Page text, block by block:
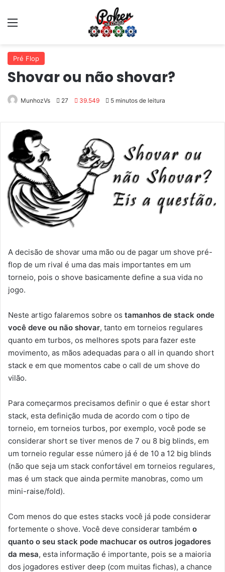
Pré Flop
Shovar ou não shovar?
MunhozVs 27 39.549 5 minutos de leitura
A decisão de shovar uma mão ou de pagar um shove pré-
flop de um rival é uma das mais importantes em um
torneio, pois o shove basicamente define a sua vida no
jogo.
Neste artigo falaremos sobre os tamanhos de stack onde
você deve ou não shovar, tanto em torneios regulares
quanto em turbos, os melhores spots para fazer este
movimento, as mãos adequadas para o all in quando short
stack e em que momentos cabe o call de um shove do
vilão.
Para começarmos precisamos definir o que é estar short
stack, esta definição muda de acordo com o tipo de
torneio, em torneios turbos, por exemplo, você pode se
considerar short se tiver menos de 7 ou 8 big blinds, em
um torneio regular esse número já é de 10 a 12 big blinds
(não que seja um stack confortável em torneios regulares,
mas é um stack que ainda permite manobras, como um
mini-raise/fold).
Com menos do que estes stacks você já pode considerar
fortemente o shove. Você deve considerar também o
quanto o seu stack pode machucar os outros jogadores
da mesa, esta informação é importante, pois se a maioria
dos jogadores estiver deep (com muitas fichas), a chance